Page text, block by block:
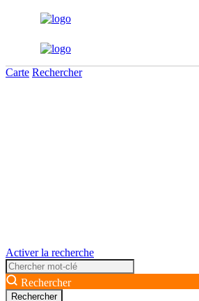
Carte Rechercher
Activer la recherche
Rechercher